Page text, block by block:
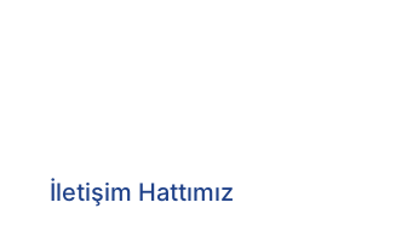
İletişim Hattımız